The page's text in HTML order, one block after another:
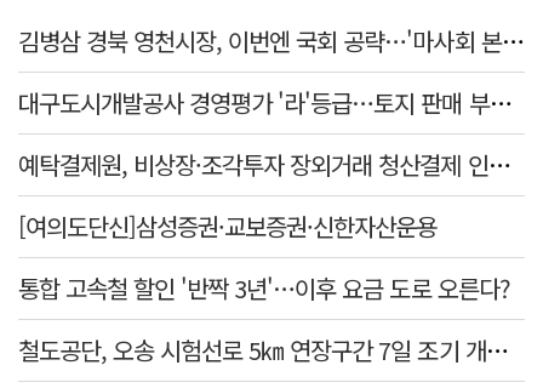
김병삼 경북 영천시장, 이번엔 국회 공략…'마사회 본사 이전·광역교통망 확충' 요청
대구도시개발공사 경영평가 '라'등급…토지 판매 부진에 1년 만에 두 단계 '뚝'
예탁결제원, 비상장·조각투자 장외거래 청산결제 인프라 구축 착수…연내 가동
[여의도단신]삼성증권·교보증권·신한자산운용
통합 고속철 할인 '반짝 3년'…이후 요금 도로 오른다?
철도공단, 오송 시험선로 5㎞ 연장구간 7일 조기 개통…LA 메트로 사업 지원